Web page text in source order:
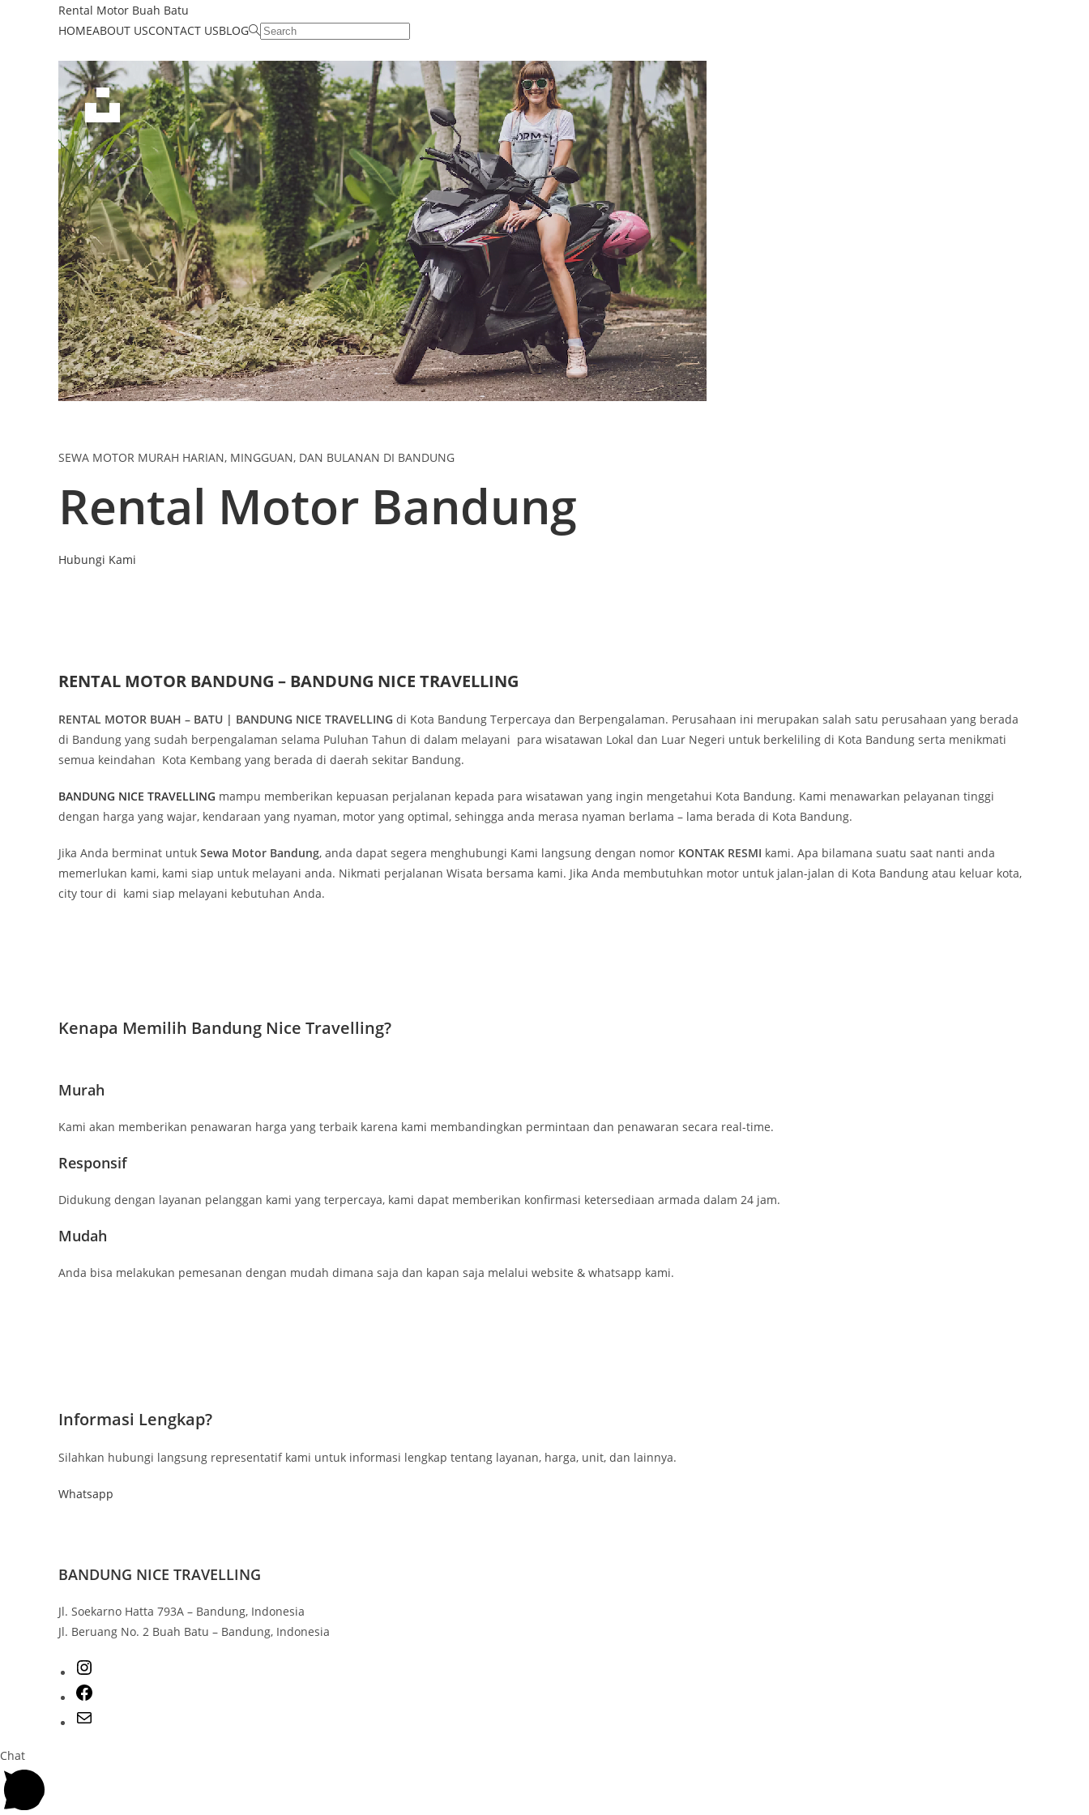
Rental Motor Buah Batu
HOMEABOUT USCONTACT USBLOG
SEWA MOTOR MURAH HARIAN, MINGGUAN, DAN BULANAN DI BANDUNG
Rental Motor Bandung
Hubungi Kami
RENTAL MOTOR BANDUNG – BANDUNG NICE TRAVELLING
RENTAL MOTOR BUAH – BATU | BANDUNG NICE TRAVELLING di Kota Bandung Terpercaya dan Berpengalaman. Perusahaan ini merupakan salah satu perusahaan yang berada
di Bandung yang sudah berpengalaman selama Puluhan Tahun di dalam melayani para wisatawan Lokal dan Luar Negeri untuk berkeliling di Kota Bandung serta menikmati
semua keindahan Kota Kembang yang berada di daerah sekitar Bandung.
BANDUNG NICE TRAVELLING mampu memberikan kepuasan perjalanan kepada para wisatawan yang ingin mengetahui Kota Bandung. Kami menawarkan pelayanan tinggi
dengan harga yang wajar, kendaraan yang nyaman, motor yang optimal, sehingga anda merasa nyaman berlama – lama berada di Kota Bandung.
Jika Anda berminat untuk Sewa Motor Bandung, anda dapat segera menghubungi Kami langsung dengan nomor KONTAK RESMI kami. Apa bilamana suatu saat nanti anda
memerlukan kami, kami siap untuk melayani anda. Nikmati perjalanan Wisata bersama kami. Jika Anda membutuhkan motor untuk jalan-jalan di Kota Bandung atau keluar kota,
city tour di kami siap melayani kebutuhan Anda.
Kenapa Memilih Bandung Nice Travelling?
Murah
Kami akan memberikan penawaran harga yang terbaik karena kami membandingkan permintaan dan penawaran secara real-time.
Responsif
Didukung dengan layanan pelanggan kami yang terpercaya, kami dapat memberikan konfirmasi ketersediaan armada dalam 24 jam.
Mudah
Anda bisa melakukan pemesanan dengan mudah dimana saja dan kapan saja melalui website & whatsapp kami.
Informasi Lengkap?
Silahkan hubungi langsung representatif kami untuk informasi lengkap tentang layanan, harga, unit, dan lainnya.
Whatsapp
BANDUNG NICE TRAVELLING
Jl. Soekarno Hatta 793A – Bandung, Indonesia
Jl. Beruang No. 2 Buah Batu – Bandung, Indonesia
Chat